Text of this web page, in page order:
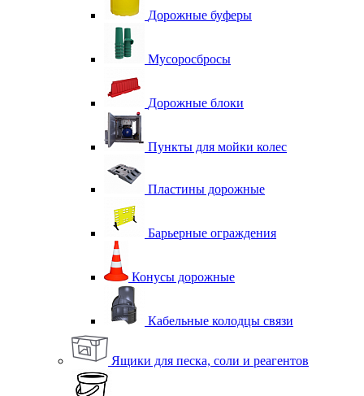
Дорожные буферы
Мусоросбросы
Дорожные блоки
Пункты для мойки колес
Пластины дорожные
Барьерные ограждения
Конусы дорожные
Кабельные колодцы связи
Ящики для песка, соли и реагентов